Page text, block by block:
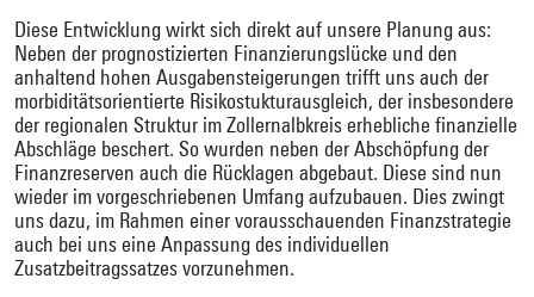
Diese Entwicklung wirkt sich direkt auf unsere Planung aus:
Neben der prognostizierten Finanzierungslücke und den
anhaltend hohen Ausgabensteigerungen trifft uns auch der
morbiditätsorientierte Risikostukturausgleich, der insbesondere
der regionalen Struktur im Zollernalbkreis erhebliche finanzielle
Abschläge beschert. So wurden neben der Abschöpfung der
Finanzreserven auch die Rücklagen abgebaut. Diese sind nun
wieder im vorgeschriebenen Umfang aufzubauen. Dies zwingt
uns dazu, im Rahmen einer vorausschauenden Finanzstrategie
auch bei uns eine Anpassung des individuellen
Zusatzbeitragssatzes vorzunehmen.